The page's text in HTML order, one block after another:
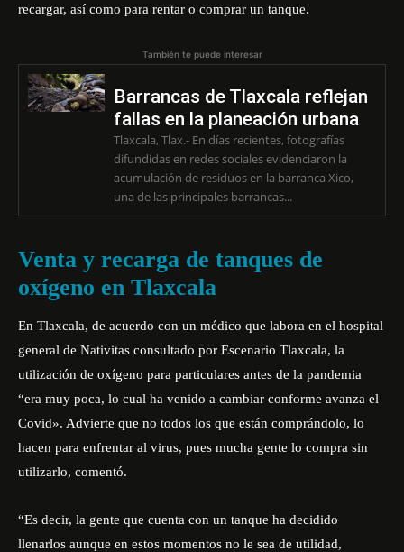
recargar, así como para rentar o comprar un tanque.
También te puede interesar
Barrancas de Tlaxcala reflejan
fallas en la planeación urbana
Tlaxcala, Tlax.- En días recientes, fotografías
difundidas en redes sociales evidenciaron la
acumulación de residuos en la barranca Xico,
una de las principales barrancas...
Venta y recarga de tanques de
oxígeno en Tlaxcala
En Tlaxcala, de acuerdo con un médico que labora en el hospital
general de Nativitas consultado por Escenario Tlaxcala, la
utilización de oxígeno para particulares antes de la pandemia
“era muy poca, lo cual ha venido a cambiar conforme avanza el
Covid». Advierte que no todos los que están comprándolo, lo
hacen para enfrentar al virus, pues mucha gente lo compra sin
utilizarlo, comentó.
“Es decir, la gente que cuenta con un tanque ha decidido
llenarlos aunque en estos momentos no le sea de utilidad,